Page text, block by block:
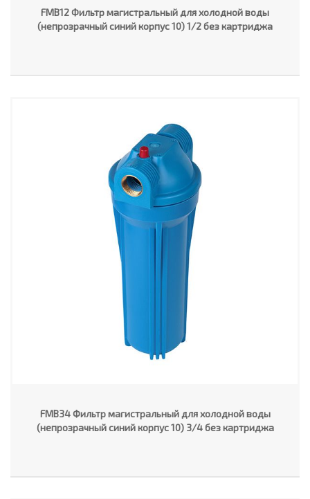
FMB12 Фильтр магистральный для холодной воды
(непрозрачный синий корпус 10) 1/2 без картриджа
FMB34 Фильтр магистральный для холодной воды
(непрозрачный синий корпус 10) 3/4 без картриджа